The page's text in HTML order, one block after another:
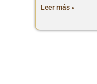
Leer más »